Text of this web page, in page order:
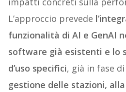
L’approccio prevede
funzionalità di AI e GenAI
software già esistenti e lo
d’uso specifici, già in fase
gestione delle stazioni,